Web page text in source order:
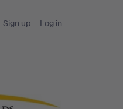
Sign up Log in